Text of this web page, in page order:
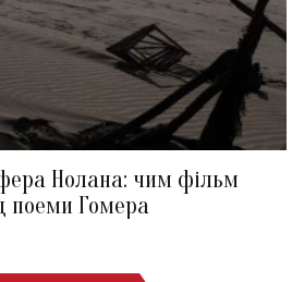
Нолана: чим фільм
поеми Гомера